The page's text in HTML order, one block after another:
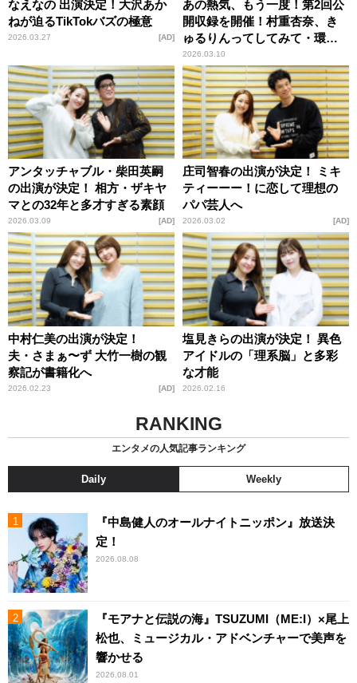
なえなの 出演決定！大沢あか
ねが迫るTikTokバズの極意
2026.03.27 AD
あの熱気、もう一度！第2回公
開収録を開催！村重杏奈、き
ゅるりんってしてみて・環や
ね＆チバゆなが登場！
2026.03.10
アンタッチャブル・柴田英嗣
の出演が決定！ 相方・ザキヤ
マとの32年と多才すぎる素顔
2026.03.09 AD
庄司智春の出演が決定！ ミキ
ティーーー！に恋して理想の
パパ芸人へ
2026.03.02 AD
中村仁美の出演が決定！
夫・さまぁ〜ず 大竹一樹の観
察記が書籍化へ
2026.02.23 AD
塩見きらの出演が決定！ 異色
アイドルの「理系脳」と多彩
な才能
2026.02.16
RANKING
エンタメの人気記事ランキング
Daily Weekly
『中島健人のオールナイトニッポン』放送決
定！
2026.08.08
『モアナと伝説の海』TSUZUMI（ME:I）×尾上
松也、ミュージカル・アドベンチャーで美声を
響かせる
2026.08.01